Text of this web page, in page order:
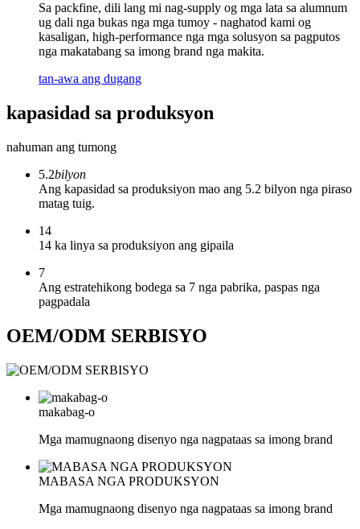
Sa packfine, dili lang mi nag-supply og mga lata sa alumnum
ug dali nga bukas nga mga tumoy - naghatod kami og
kasaligan, high-performance nga mga solusyon sa pagputos
nga makatabang sa imong brand nga makita.
tan-awa ang dugang
kapasidad sa produksyon
nahuman ang tumong
5.2bilyon
Ang kapasidad sa produksiyon mao ang 5.2 bilyon nga piraso
matag tuig.
14
14 ka linya sa produksiyon ang gipaila
7
Ang estratehikong bodega sa 7 nga pabrika, paspas nga
pagpadala
OEM/ODM SERBISYO
makabag-o
Mga mamugnaong disenyo nga nagpataas sa imong brand
MABASA NGA PRODUKSYON
Mga mamugnaong disenyo nga nagpataas sa imong brand